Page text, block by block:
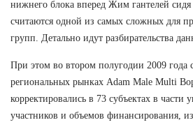
нижнего блока вперед Жим гантелей
считаются одной из самых сложных для
групп. Детально идут разбирательства
При этом во втором полугодии 2009 года
региональных рынках Adam Male Multi
корректировались в 73 субъектах в части
участников и объемов финансирования,